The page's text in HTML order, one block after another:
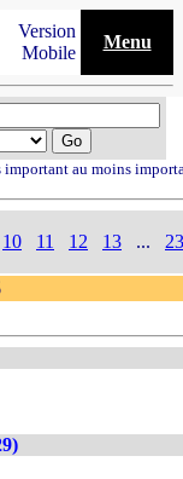
Version
Mobile
Menu
important au moins
10 11 12 13 ...